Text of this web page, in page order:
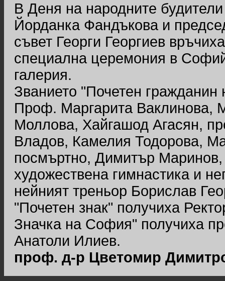
В Деня на народните
Йорданка Фандъкова и
съвет Георги Георгиев
специална церемония в
галерия.
Званието "Почетен
Проф. Маргарита Ваклинова,
Моллова, Хайгашод Агасян,
Владов, Камелия Тодорова,
посмъртно, Димитър
художествена гимнастика и
нейният треньор Борислав
"Почетен знак" получиха
Значка на София" получиха
Анатоли Илиев.
проф. д-р Цветомир